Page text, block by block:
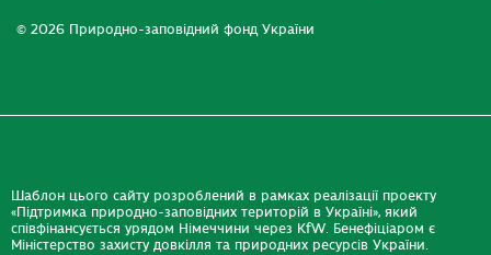
© 2026 Природно-заповідний фонд України
Шаблон цього сайту розроблений в рамках реалізації проекту
«Підтримка природно-заповідних територій в Україні», який
співфінансується урядом Німеччини через KfW. Бенефіціаром є
Міністерство захисту довкілля та природних ресурсів України.